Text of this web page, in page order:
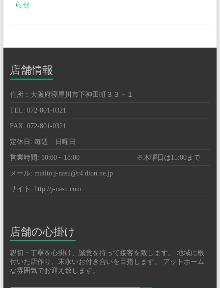
店舗情報
住所：大阪府寝屋川市下神田町３３－１
TEL: 072-801-0321
FAX: 072-801-0321
定休日: 毎週 日曜日
営業時間: 10:00～18:00 ※木曜日は15:00まで
メール: mailto:j-nasu@r4.dion.ne.jp
サイト: http://j-nasu.com
店舗の心掛け
親切・丁寧を心掛け、誠意を持って接客を致します。 地域に根
付いた店作り、末永いお付き合いを目指します。 アットホーム
な雰囲気でお迎え致します。